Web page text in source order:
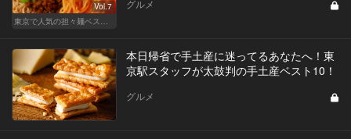
Vol.7
東京で人気の担々麺ベストセレクション！
グルメ
本日帰省で手土産に迷ってるあなたへ！東
京駅スタッフが太鼓判の手土産ベスト10！
グルメ